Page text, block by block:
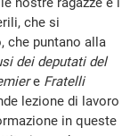
che si
che puntano alla
dei deputati del
e Fratelli
lezione di lavoro
in queste